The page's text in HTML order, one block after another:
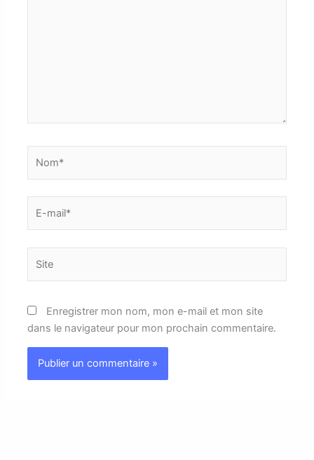
Enregistrer mon nom, mon e-mail et mon site
dans le navigateur pour mon prochain commentaire.